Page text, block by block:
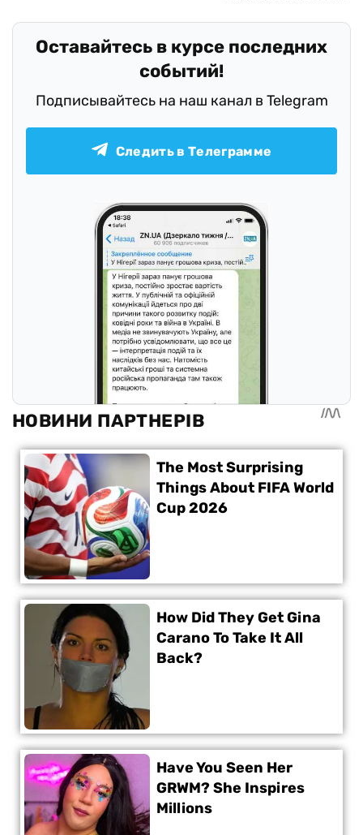
Оставайтесь в курсе последних
событий!
Подписывайтесь на наш канал в Telegram
Следить в Телеграмме